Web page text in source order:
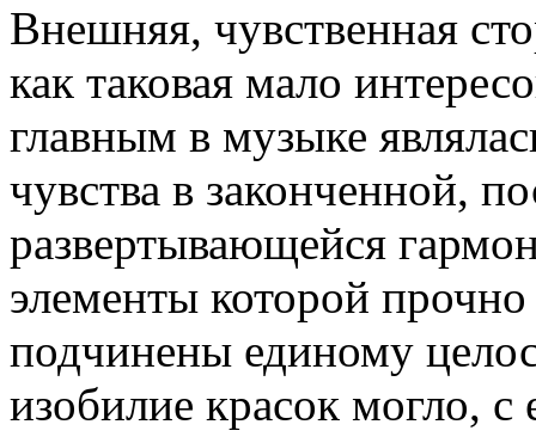
Внешняя, чувственная
как таковая мало
главным в музыке
чувства в законченной,
развертывающейся
элементы которой
подчинены единому
изобилие красок могло, с